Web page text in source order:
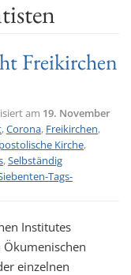
a
Freikirchen
am 19. November
,Corona, Freikirchen,
Kirche,
,Selbständig
Tags-
Institutes
Ökumenischen
einzelnen